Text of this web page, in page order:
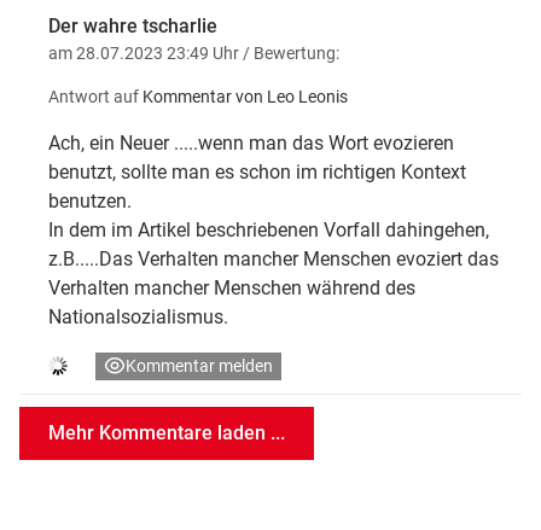
Der wahre tscharlie
am 28.07.2023 23:49 Uhr / Bewertung:
Antwort auf Kommentar von Leo Leonis
Ach, ein Neuer .....wenn man das Wort evozieren
benutzt, sollte man es schon im richtigen Kontext
benutzen.
In dem im Artikel beschriebenen Vorfall dahingehen,
z.B.....Das Verhalten mancher Menschen evoziert das
Verhalten mancher Menschen während des
Nationalsozialismus.
Kommentar melden
Mehr Kommentare laden ...